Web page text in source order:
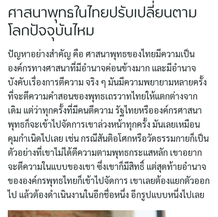
ศาสนาพุทธในไทยปรับเปลี่ยนตาม
โลกปัจจุบันไหม
ปัญหาอย่างสำคัญ คือ ศาสนาพุทธของไทยมีความเป็น
องค์กรทางศาสนาที่มีอำนาจค่อนข้างมาก และมีอำนาจ
บังคับเรื่องการตีความ จริง ๆ มันมีความพยายามหลายครั้ง
ที่จะตีความคำสอนของพุทธเถรวาทไทยให้แตกต่างจาก
เดิม แต่ว่าทุกครั้งที่มีคนตีความ รัฐไทยหรือองค์กรศาสนา
พุทธก็จะเข้าไปจัดการเขาล่วงหน้าทุกครั้ง มันเลยเหมือน
คุมกำเนิดไปเลย เช่น กรณีสันติอโศกหรือวัดธรรมกายก็เป็น
ตัวอย่างที่เขาไม่ได้ตีความตามพุทธกระแสหลัก เขาอยาก
จะตีความในแบบของเขา ซึ่งเขาก็มีสิทธิ์ แต่สุดท้ายอำนาจ
ขององค์กรพุทธไทยก็เข้าไปจัดการ เขาเลยต้องแยกตัวออก
ไป แล้วต้องดำเนินงานในอีกชื่อหนึ่ง อีกรูปแบบหนึ่งไปเลย